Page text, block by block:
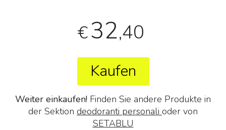
€32,40
Kaufen
Weiter einkaufen! Finden Sie andere Produkte in
der Sektion deodoranti personali oder von
SETABLU